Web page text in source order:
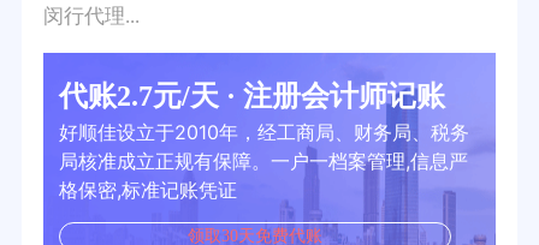
闵行代理...
代账2.7元/天 · 注册会计师记账
好顺佳设立于2010年，经工商局、财务局、税务
局核准成立正规有保障。一户一档案管理,信息严
格保密,标准记账凭证
领取30天免费代账